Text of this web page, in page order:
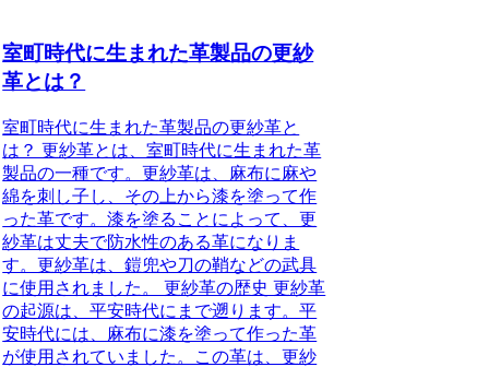
室町時代に生まれた革製品の更紗
革とは？
室町時代に生まれた革製品の更紗革と
は？ 更紗革とは、室町時代に生まれた革
製品の一種です。更紗革は、麻布に麻や
綿を刺し子し、その上から漆を塗って作
った革です。漆を塗ることによって、更
紗革は丈夫で防水性のある革になりま
す。更紗革は、鎧兜や刀の鞘などの武具
に使用されました。 更紗革の歴史 更紗革
の起源は、平安時代にまで遡ります。平
安時代には、麻布に漆を塗って作った革
が使用されていました。この革は、更紗